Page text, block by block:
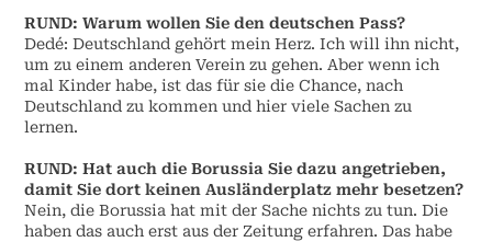
RUND:Warum wollen Sie den deutschen Pass?
Dedé: Deutschland gehört mein Herz. Ich will ihn nicht,
um zu einem anderen Verein zu gehen. Aber wenn ich
mal Kinder habe, ist das für sie die Chance, nach
Deutschland zu kommen und hier viele Sachen zu
lernen.
RUND:Hat auch die Borussia Sie dazu angetrieben,
damit Sie dort keinen Ausländerplatz mehr besetzen?
Nein, die Borussia hat mit der Sache nichts zu tun. Die
haben das auch erst aus der Zeitung erfahren. Das habe